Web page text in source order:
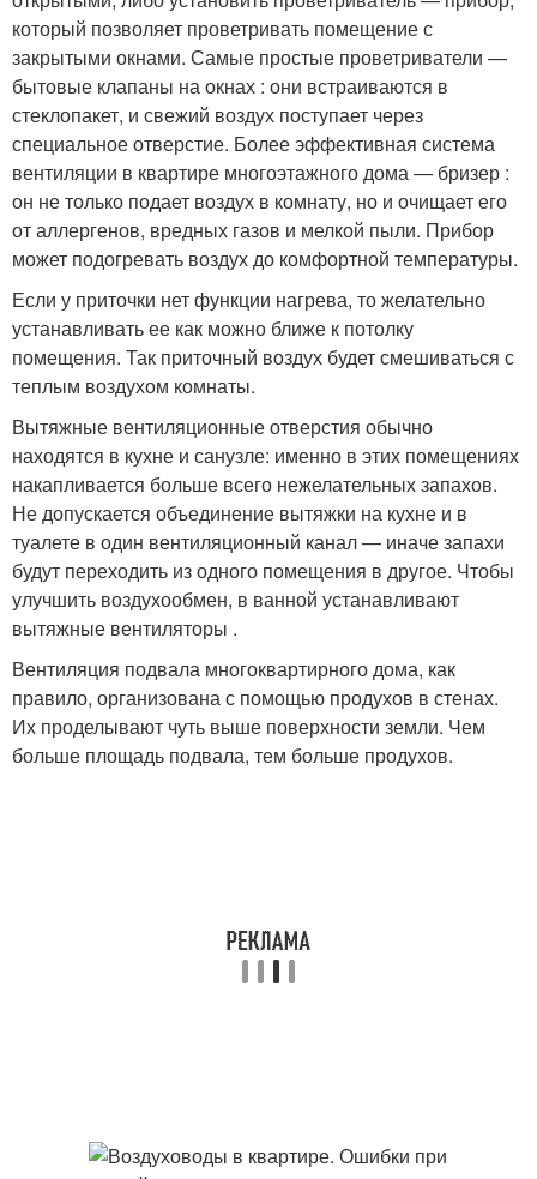
который позволяет проветривать помещение с
закрытыми окнами. Самые простые проветриватели —
бытовые клапаны на окнах : они встраиваются в
стеклопакет, и свежий воздух поступает через
специальное отверстие. Более эффективная система
вентиляции в квартире многоэтажного дома — бризер :
он не только подает воздух в комнату, но и очищает его
от аллергенов, вредных газов и мелкой пыли. Прибор
может подогревать воздух до комфортной температуры.
Если у приточки нет функции нагрева, то желательно
устанавливать ее как можно ближе к потолку
помещения. Так приточный воздух будет смешиваться с
теплым воздухом комнаты.
Вытяжные вентиляционные отверстия обычно
находятся в кухне и санузле: именно в этих помещениях
накапливается больше всего нежелательных запахов.
Не допускается объединение вытяжки на кухне и в
туалете в один вентиляционный канал — иначе запахи
будут переходить из одного помещения в другое. Чтобы
улучшить воздухообмен, в ванной устанавливают
вытяжные вентиляторы .
Вентиляция подвала многоквартирного дома, как
правило, организована с помощью продухов в стенах.
Их проделывают чуть выше поверхности земли. Чем
больше площадь подвала, тем больше продухов.